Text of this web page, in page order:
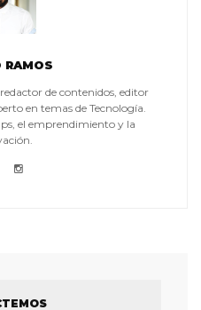
RAMOS
de contenidos, editor
en temas de Tecnología.
el emprendimiento y la